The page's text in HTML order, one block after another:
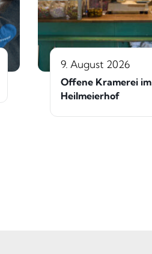
9. August 2026
Offene Kramerei im
Heilmeierhof